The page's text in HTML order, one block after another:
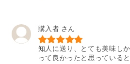
商品そのままを伝え
善に努めていきたいと
貴重なご意見、ありが
した！
またのご利用をお待ち
お召し上がりいただ
とうございます。
のどぐろの干物の美味
購入者
知人に送り、とても美味し
って良かったと思っていると